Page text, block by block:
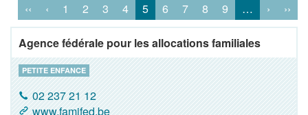
‹‹ ‹ 1 2 3 4 5 6 7 8 9 … › ››
Agence fédérale pour les allocations familiales
PETITE ENFANCE
02 237 21 12
www.famifed.be